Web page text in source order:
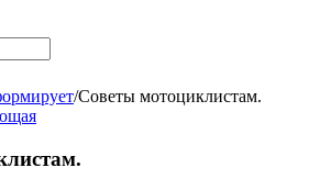
/Советы мотоциклистам.